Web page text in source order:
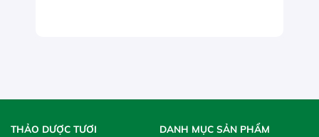
THẢO DƯỢC TƯƠI
DANH MỤC SẢN PHẨM